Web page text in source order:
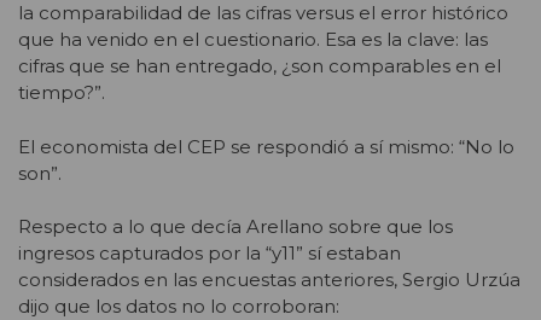
la comparabilidad de las cifras versus el error histórico
que ha venido en el cuestionario. Esa es la clave: las
cifras que se han entregado, ¿son comparables en el
tiempo?”.
El economista del CEP se respondió a sí mismo: “No lo
son”.
Respecto a lo que decía Arellano sobre que los
ingresos capturados por la “y11” sí estaban
considerados en las encuestas anteriores, Sergio Urzúa
dijo que los datos no lo corroboran: